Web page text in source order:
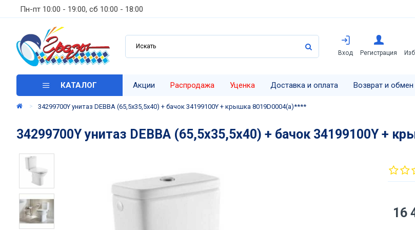
Пн-пт 10:00 - 19:00, сб 10:00 - 18:00
Вход Регистрация
КАТАЛОГ Акции Распродажа Уценка Доставка и оплата Возврат и обмен
34299700Y унитаз DEBBA (65,5х35,5х40) + бачок 34199100Y + крышка 8019D0004(а)****
34299700Y унитаз DEBBA (65,5х35,5х40) + бачок 34199100Y +
16